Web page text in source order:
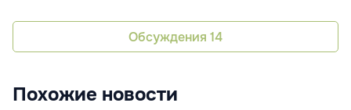
Обсуждения 14
Похожие новости